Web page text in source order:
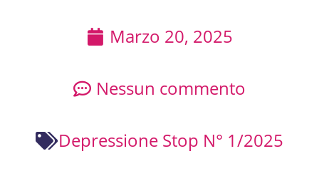
Marzo 20, 2025
Nessun commento
Depressione Stop N° 1/2025